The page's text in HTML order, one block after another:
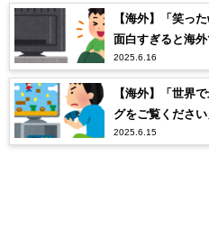
【海外】「笑っ
面白すぎると海外
2025.6.16
【海外】「世界
グをご覧ください
2025.6.15